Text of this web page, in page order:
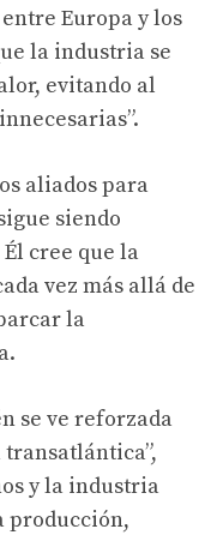
Europa y los
la industria se
evitando al
aliados para
siendo
cree que la
vez más allá de
la
se ve reforzada
y la industria
producción,